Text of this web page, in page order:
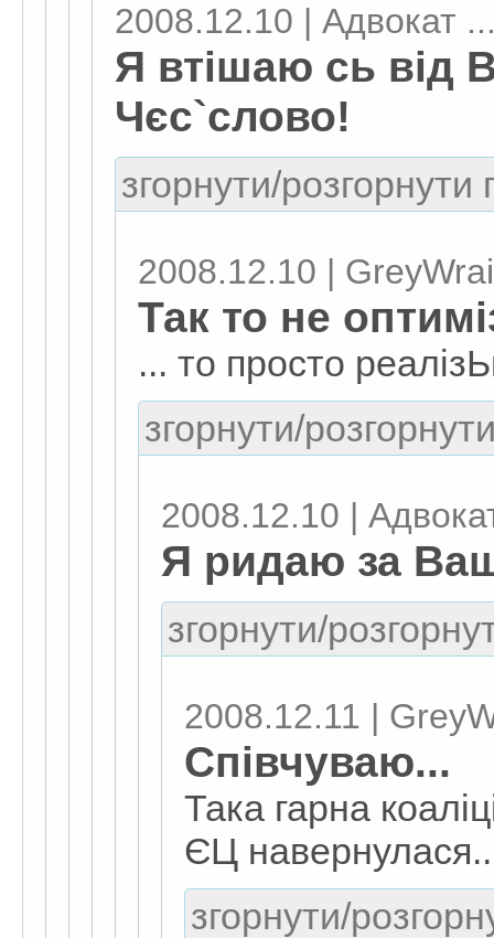
2008.12.10 | Адвокат
Я втішаю сь від
Чєс`слово!
згорнути/розгорнути
2008.12.10 |
Так то не
... то просто
згорнути/
2008.12.10 |
Я ридаю за
згорнути/
2008.12.11 |
Співчуваю...
Така гарна
ЄЦ
згорнути/